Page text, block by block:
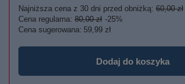
Najniższa cena z 30 dni przed obniżką: 60,00 zł
Cena regularna: 80,00 zł -25%
Cena sugerowana: 59,99 zł
Dodaj do koszyka